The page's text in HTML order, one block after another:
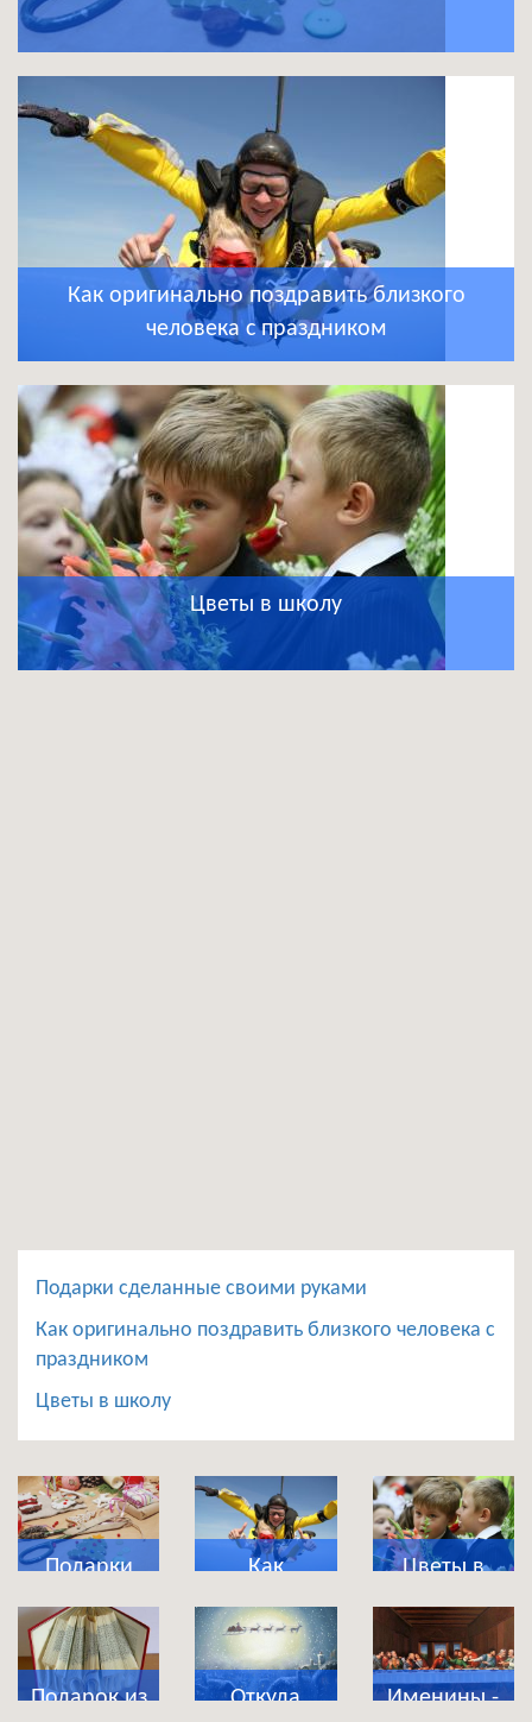
Как оригинально поздравить близкого
человека с праздником
Цветы в школу
Подарки сделанные своими руками
Как оригинально поздравить близкого человека с
праздником
Цветы в школу
Подарки
сделанные
своими
руками
Как
оригинально
поздравить
близкого
человека с
Цветы в
школу
Подарок из
Откуда
Именины -